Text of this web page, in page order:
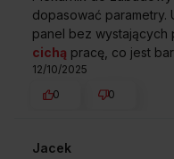
dopasować parametry.
panel bez wystających
cichą pracę, co jest
12/10/2025
0
0
Jacek